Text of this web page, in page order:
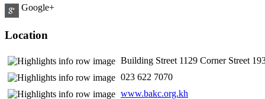
Google+
Location
Building Street 1129 Corner Street
​ 023 622 7070
www.bakc.org.kh